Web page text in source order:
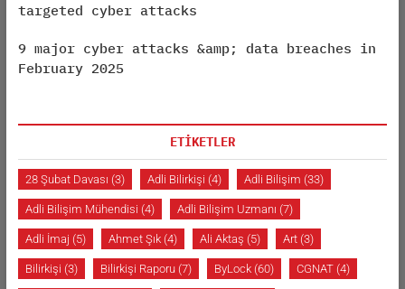
targeted cyber attacks
9 major cyber attacks &amp; data breaches in
February 2025
ETİKETLER
28 Şubat Davası (3) Adli Bilirkişi (4) Adli Bilişim (33)
Adli Bilişim Mühendisi (4) Adli Bilişim Uzmanı (7)
Adli İmaj (5) Ahmet Şık(4) Ali Aktaş (5) Art(3)
Bilirkişi (3) Bilirkişi Raporu(7) ByLock(60) CGNAT(4)